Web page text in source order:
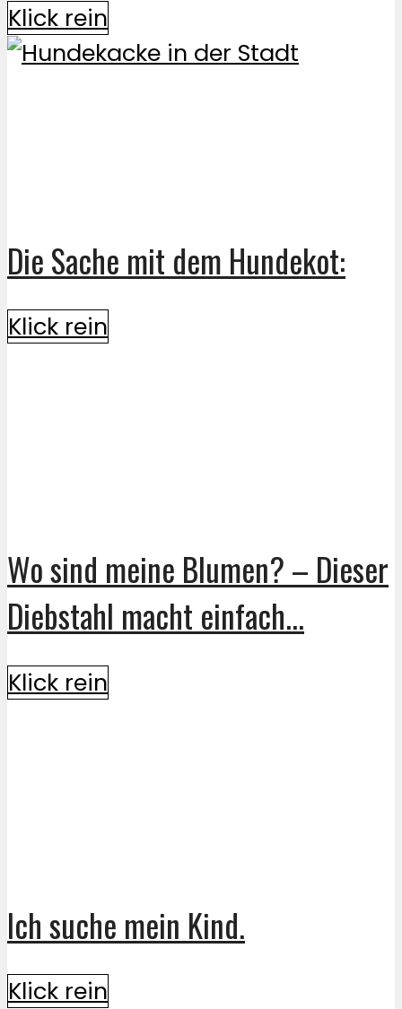
Klick rein
Die Sache mit dem Hundekot:
Klick rein
Wo sind meine Blumen? – Dieser
Diebstahl macht einfach...
Klick rein
Ich suche mein Kind.
Klick rein